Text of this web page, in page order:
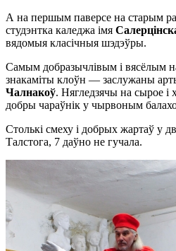
А на першым паверсе на старым
студэнтка каледжа імя
вядомыя класічныя шэдэўры.
Самым добразычлівым і вясёлым
знакаміты клоўн — заслужаны
Чалнакоў. Нягледзячы на сырое і
добры чараўнік у чырвоным
Столькі смеху і добрых жартаў у
Талстога, 7 даўно не гучала.